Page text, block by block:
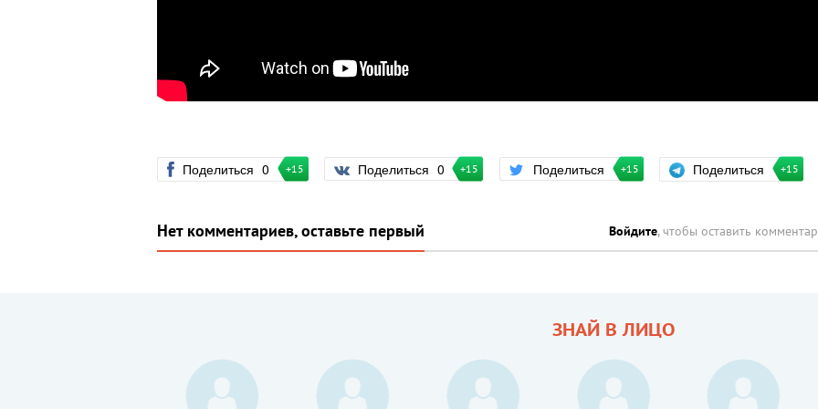
Поделиться 0 +15 Поделиться 0 +15 Поделиться +15 Поделиться +15
Нет комментариев, оставьте первый Войдите, чтобы оставить
ЗНАЙ В ЛИЦО